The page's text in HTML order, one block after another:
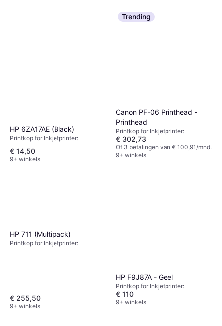
HP 6ZA17AE (Black)
Printkop for Inkjetprinter:
€ 14,50
9+ winkels
Trending
Canon PF-06 Printhead -
Printhead
Printkop for Inkjetprinter:
€ 302,73
Of 3 betalingen van € 100,91/mnd.
9+ winkels
HP 711 (Multipack)
Printkop for Inkjetprinter:
€ 255,50
9+ winkels
HP F9J87A - Geel
Printkop for Inkjetprinter:
€ 110
9+ winkels